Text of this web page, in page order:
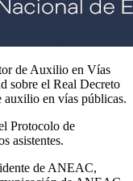
de Auxilio en Vías
sobre el Real Decreto
auxilio en vías públicas.
Protocolo de
asistentes.
de ANEAC,